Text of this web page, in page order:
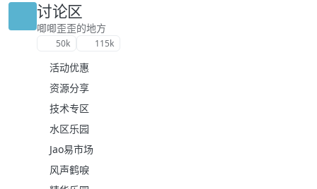
讨论区
唧唧歪歪的地方
50k 115k
活动优惠
资源分享
技术专区
水区乐园
Jao易市场
风声鹤唳